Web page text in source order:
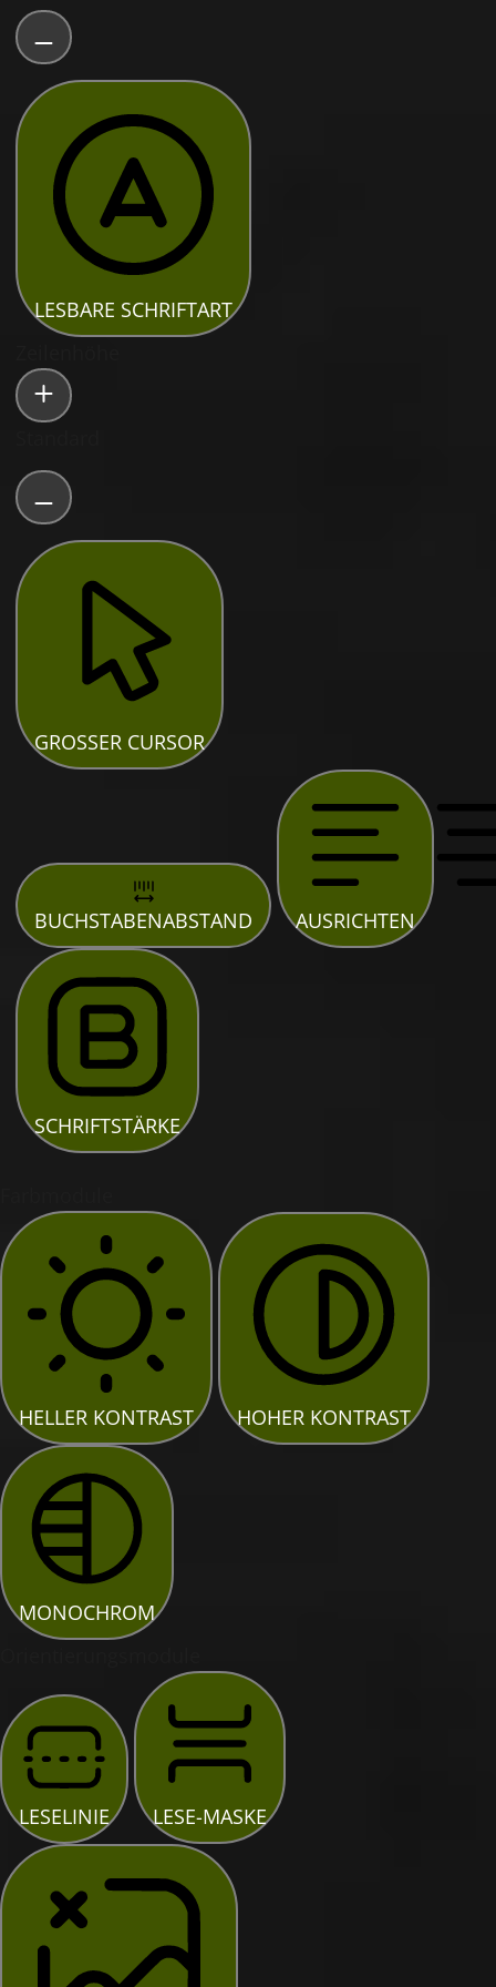
LESBARE SCHRIFTART
GROSSER CURSOR
BUCHSTABENABSTAND AUSRICHTEN
SCHRIFTSTÄRKE
HELLER KONTRAST HOHER KONTRAST
MONOCHROM
LESELINIE LESE-MASKE